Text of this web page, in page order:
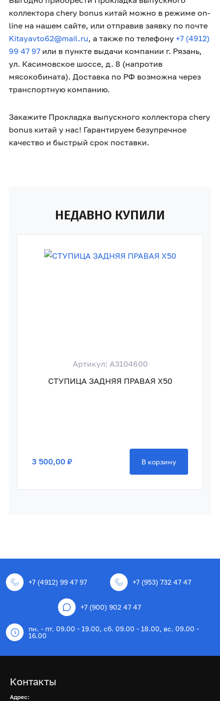
коллектора chery bonus китай можно в режиме on-
line на нашем сайте, или отправив заявку по почте
Kitayavto62@mail.ru, а также по телефону +7 (4912)
99 47 97 или в пункте выдачи компании г. Рязань,
ул. Касимовское шоссе, д. 8 (напротив
мясокобината). Доставка по РФ возможна через
транспортную компанию.
Закажите Прокладка выпускного коллектора chery
bonus китай у нас! Гарантируем безупречное
качество и быстрый срок поставки.
НЕДАВНО КУПИЛИ
Артикул: A3104600
СТУПИЦА ЗАДНЯЯ ПРАВАЯ X50
3 500,00 ₽ В корзину
+7 (4912) 99 47 97 +7 (953) 732 47 47
+7 (900) 902 47 47
пн. - пт. 09.00 - 19.00, сб. 09.00 - 18.00, вс. 09.00 -
16.00
Контакты
Адрес: